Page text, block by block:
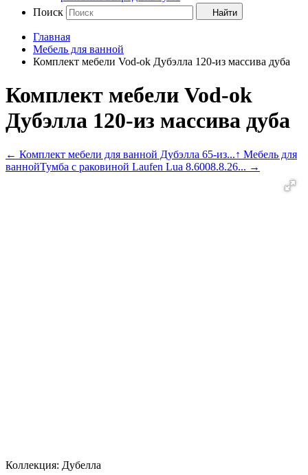
Поиск
Найти
Главная
Мебель для ванной
Комплект мебели Vod-ok Дубэлла 120-из массива дуба
Комплект мебели Vod-ok
Дубэлла 120-из массива дуба
← Комплект мебели для ванной Дубэлла 65-из...↑ Мебель для
ваннойТумба с раковиной Laufen Lua 8.6008.8.26... →
Коллекция: Дубелла